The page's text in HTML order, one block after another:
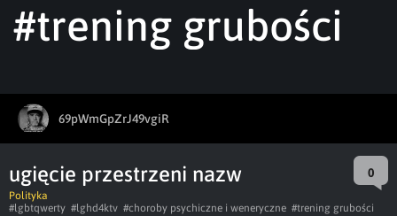
#trening grubości
69pWmGpZrJ49vgiR
ugięcie przestrzeni nazw 0
Polityka
#lgbtqwerty #lghd4ktv #choroby psychiczne i weneryczne #trening grubości